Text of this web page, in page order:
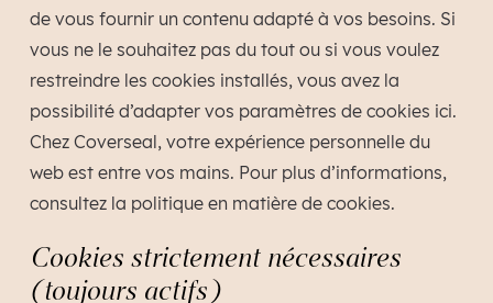
de vous fournir un contenu adapté à vos besoins. Si
vous ne le souhaitez pas du tout ou si vous voulez
restreindre les cookies installés, vous avez la
possibilité d’adapter vos paramètres de cookies ici.
Chez Coverseal, votre expérience personnelle du
web est entre vos mains. Pour plus d’informations,
consultez la politique en matière de cookies.
Cookies strictement nécessaires
(toujours actifs)